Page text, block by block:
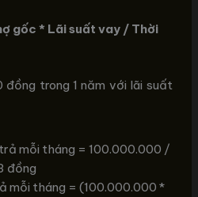
gốc * Lãi suất vay / Thời
đồng trong 1 năm với lãi suất
mỗi tháng = 100.000.000 /
đồng
mỗi tháng = (100.000.000 *